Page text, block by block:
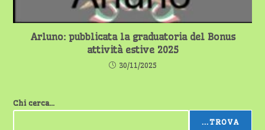
Arluno: pubblicata la graduatoria del Bonus
attività estive 2025
30/11/2025
Chi cerca...
...TROVA